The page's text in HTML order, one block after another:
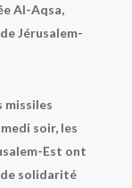
Al-Aqsa,
Jérusalem-
missiles
soir, les
Est ont
de solidarité